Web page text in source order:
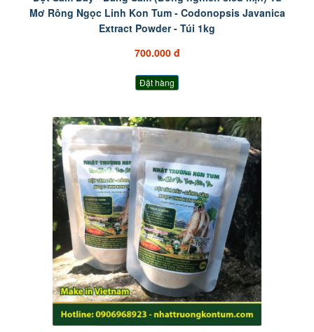
Mơ Rông Ngọc Linh Kon Tum - Codonopsis Javanica
Extract Powder - Túi 1kg
700.000 đ
Đặt hàng